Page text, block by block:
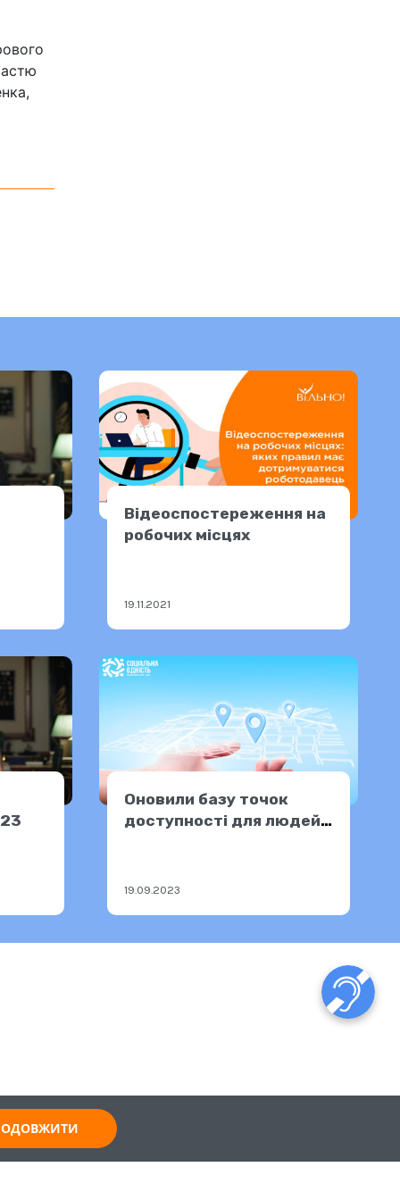
Відеоспостереження на
робочих місцях
19.11.2021
Оновили базу точок
доступності для людей
19.09.2023